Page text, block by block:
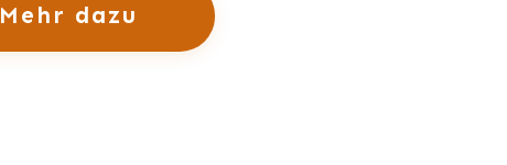
Mehr dazu